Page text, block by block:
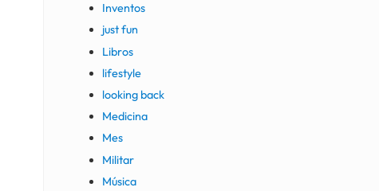
Inventos
just fun
Libros
lifestyle
looking back
Medicina
Mes
Militar
Música